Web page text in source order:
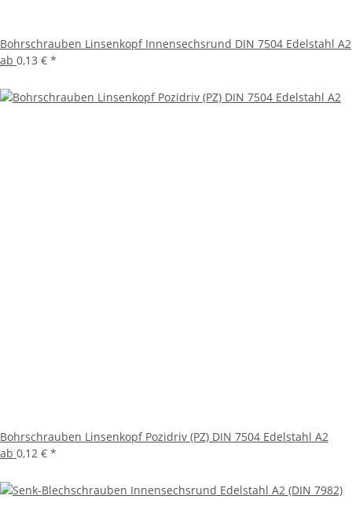
Bohrschrauben Linsenkopf Innensechsrund DIN 7504 Edelstahl A2
ab 0,13 € *
Bohrschrauben Linsenkopf Pozidriv (PZ) DIN 7504 Edelstahl A2
ab 0,12 € *